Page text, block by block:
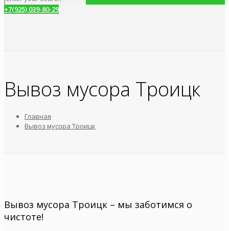
+7(925) 039-80-29
Вывоз мусора Троицк
Главная
Вывоз мусора Троицк
Вывоз мусора Троицк – мы заботимся о
чистоте!